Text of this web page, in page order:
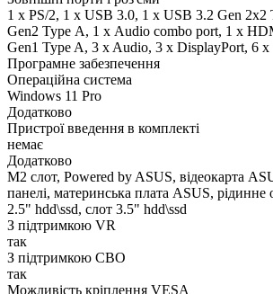
1 x PS/2, 1 x USB 3.0, 1 x USB 3.2 Gen 2x2
Gen2 Type А, 1 х Audio combo port, 1 х
Gen1 Type A, 3 x Audio, 3 x DisplayPort, 6
Програмне забезпечення
Операційна система
Windows 11 Pro
Додатково
Пристрої введення в комплекті
немає
Додатково
M2 слот, Powered by ASUS, відеокарта
панелі, материнська плата ASUS, рідинне
2.5" hdd\ssd, слот 3.5" hdd\ssd
З підтримкою VR
так
З підтримкою СВО
так
Можливість кріплення VESA